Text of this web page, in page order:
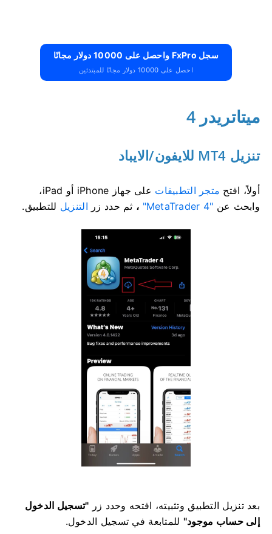
سجل FxPro واحصل على 10000 دولار مجانًا
احصل على 10000 دولار مجانًا للمبتدئين
ميتاتريدر 4
تنزيل MT4 للايفون/الايباد
أولاً، افتح متجر التطبيقات
على جهاز iPhone أو iPad،
وابحث عن "MetaTrader 4" ، ثم حدد زر التنزيل للتطبيق.
بعد تنزيل التطبيق وتثبيته، افتحه وحدد زر "تسجيل الدخول
إلى حساب موجود" للمتابعة في تسجيل الدخول.